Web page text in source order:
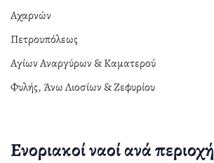
Αχαρνών
Πετρουπόλεως
Αγίων Αναργύρων & Καματερού
Φυλής, Άνω Λιοσίων & Ζεφυρίου
Ενοριακοί ναοί ανά περιοχή